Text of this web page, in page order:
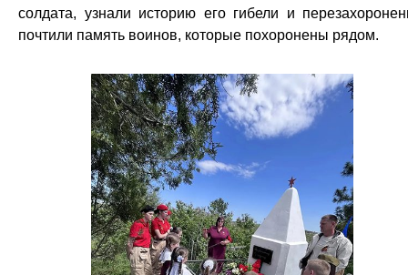
солдата, узнали историю его гибели и
почтили память воинов, которые похоронены рядом.